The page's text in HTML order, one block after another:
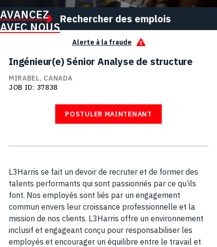
AVANCEZ
AVEC NOUS
Rechercher des emplois
Alerte à la fraude
Ingénieur(e) Sénior Analyse de structure
MIRABEL, CANADA
JOB ID
37838
POSTULER MAINTENANT
L3Harris se fait un devoir de recruter et de former des
talents performants qui sont passionnés par ce qu’ils
font. Nos employés sont liés par un engagement
commun envers leur croissance professionnelle et la
mission de nos clients. L3Harris offre un environnement
inclusif et engageant conçu pour responsabiliser les
employés et encourager un équilibre entre le travail et